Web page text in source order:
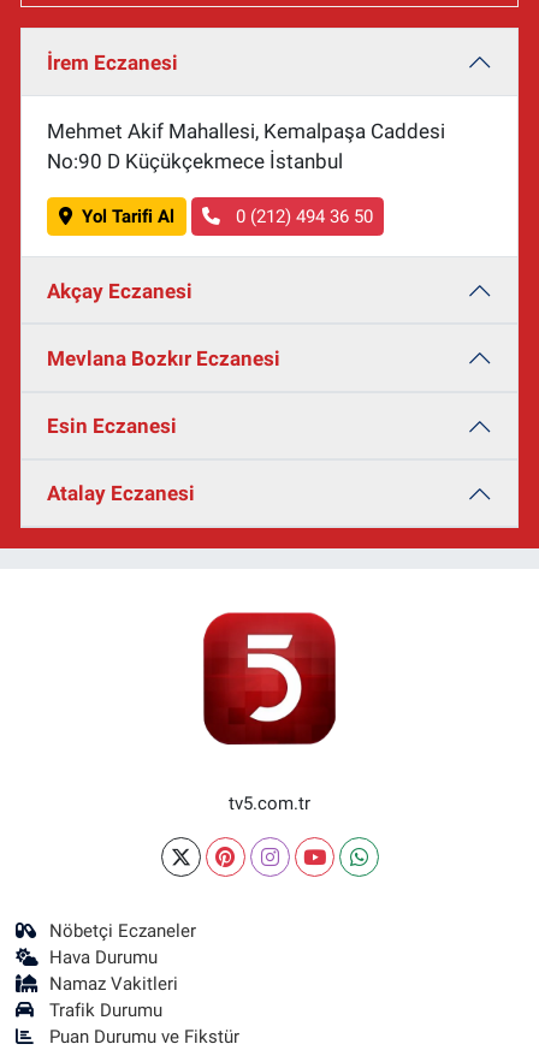
İrem Eczanesi
Mehmet Akif Mahallesi, Kemalpaşa Caddesi
No:90 D Küçükçekmece İstanbul
Yol Tarifi Al 0 (212) 494 36 50
Akçay Eczanesi
Mevlana Bozkır Eczanesi
Esin Eczanesi
Atalay Eczanesi
tv5.com.tr
Nöbetçi Eczaneler
Hava Durumu
Namaz Vakitleri
Trafik Durumu
Puan Durumu ve Fikstür